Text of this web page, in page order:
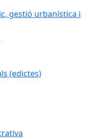
gestió urbanística i
(edictes)